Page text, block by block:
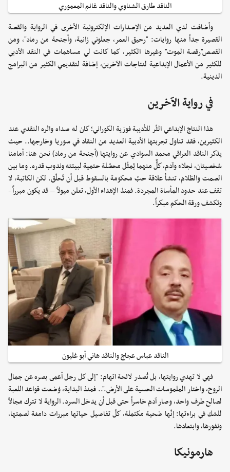
الناقد طارق الشناوي والناقد غانم المعموري
وأضافت لدي العديد من الإصدارات الإلكترونية الأخرى في الرواية والقصة
القصيرة جداً منها روايات: "رحيق العمر، جعلوني زانية، وأجنحة من رماد"، ومن
القصص"رقصة الموت" وغيرها الكثير، كما كانت لي مساهمات في النقد الأدبي
للكثير من الأعمال الإبداعية لنتاجات الآخرين، إضافة لتقديمي الكثير من البرامج
الدينية.
في رواية الآخرين
هذا النتاج الإبداعي الثّر للأديبة فوزية الكوراني؛ كان له صداه واثره النقدي عند
الكثيرين، فقد تناول تجربتها الأدبية العديد من النقاد في سوريا وخارجها.. حيث
يذكر الناقد العراقي محمد السوادي عن روايتها (أجنحة من رماد) نحن هنا: أمامنا
شخصيتان، نجلاء وآدم، كلٌّ منهما يُمثّل محصّلة حتمية لبيئته وندوب قدره. وما بين
الصمت والظلام، تنشأ علاقة حبّ محكومة بالسقوط قبل أن تُحلّق. لكن الكاتبة، لا
تقف عند حدود المأساة المجردة. فمنذ الإهداء الأول، تعلن ميولاً – قد يكون مبرراً -
وتكشف ورقة الحكم مبكراً.
الناقد عباس عجاج والناقد هاني أبو غليون
فهي لا تهدي روايتها، بل تُصدر لائحة اتهام: "إلى كل رجل أعمى بصره عن جمال
الروح، واختار الملموسات الحسية على الأرض.".. فمنذ البداية، وُضعت قواعد اللعبة
لصالح طرف واحد، وصار آدم خاسراً حتى قبل أن يدخل السرد. الرواية لا تترك مجالاً
للشك في براءتها: إنّها ضحية مكتملة، كلّ تفاصيل حياتها مبررات دامغة لصمتها،
ونفورها، وابتعادها.
هارمونيكا